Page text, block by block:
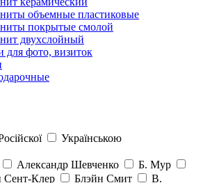
объемные пластиковые
покрытые смолой
двухслойный
для фото, визиток
Українською
Александр Шевченко
Б. Мур
Сент-Клер Блэйн Смит В.